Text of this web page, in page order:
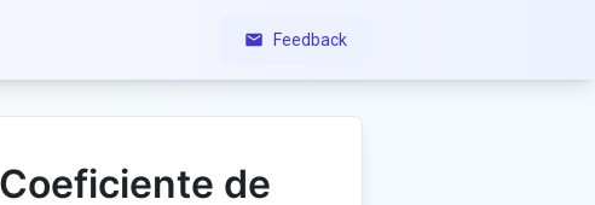
Feedback
de